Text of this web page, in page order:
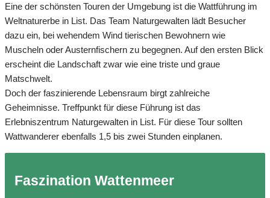
Eine der schönsten Touren der Umgebung ist die Wattführung im
Weltnaturerbe in List. Das Team Naturgewalten lädt Besucher
dazu ein, bei wehendem Wind tierischen Bewohnern wie
Muscheln oder Austernfischern zu begegnen. Auf den ersten Blick
erscheint die Landschaft zwar wie eine triste und graue
Matschwelt.
Doch der faszinierende Lebensraum birgt zahlreiche
Geheimnisse. Treffpunkt für diese Führung ist das
Erlebniszentrum Naturgewalten in List. Für diese Tour sollten
Wattwanderer ebenfalls 1,5 bis zwei Stunden einplanen.
Faszination Wattenmeer